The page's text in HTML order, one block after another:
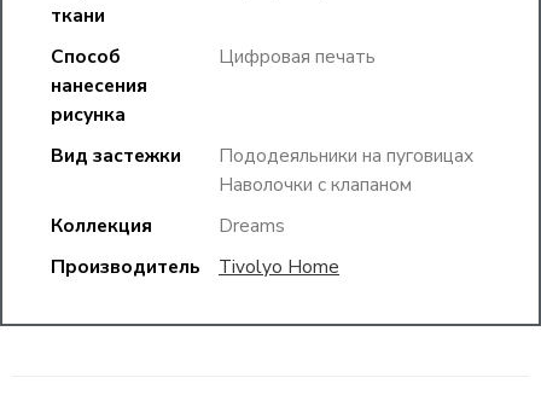
ткани
Способ
нанесения
рисунка
Цифровая печать
Вид застежки
Пододеяльники на пуговицах
Наволочки с клапаном
Коллекция
Dreams
Производитель
Tivolyo Home